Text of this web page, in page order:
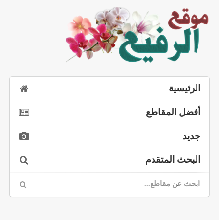
الرئيسية
أفضل المقاطع
جديد
البحث المتقدم